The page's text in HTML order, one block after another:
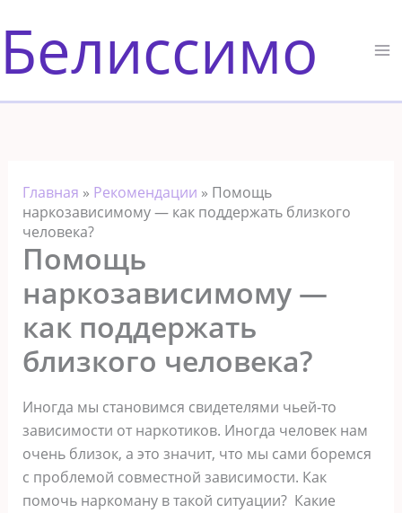
к
содержимому
Белиссимо
Главная » Рекомендации » Помощь
наркозависимому — как поддержать близкого
человека?
Помощь
наркозависимому —
как поддержать
близкого человека?
Иногда мы становимся свидетелями чьей-то
зависимости от наркотиков. Иногда человек нам
очень близок, а это значит, что мы сами боремся
с проблемой совместной зависимости. Как
помочь наркоману в такой ситуации? Какие